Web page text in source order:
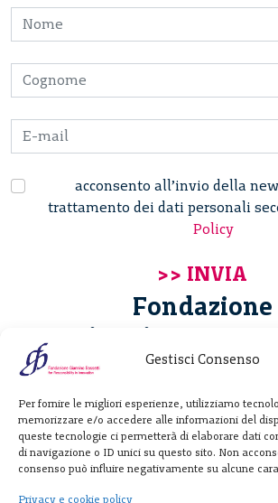
Gestisci Consenso
Per fornire le migliori esperienze, utilizziamo
memorizzare e/o accedere alle informazioni del
queste tecnologie ci permetterà di elaborare dati
di navigazione o ID unici su questo sito. Non
consenso può influire negativamente su alcune
Privacy e cookie policy
acconsento all’invio della
trattamento dei dati personali
Policy
Fondazione
Giannino Bassetti
20122 Milano - Italia
T. +39 02 781933
F. + 39 02 76392030